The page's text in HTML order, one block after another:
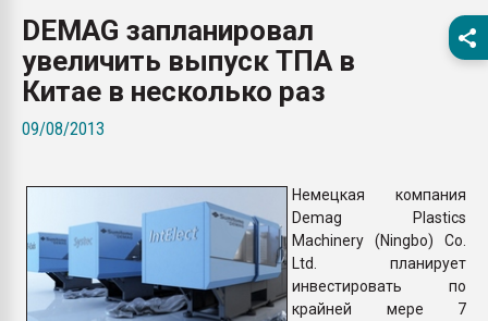
28.07.2026
ПЕРЕЙТИ НА
DEMAG запланировал
увеличить выпуск ТПА в
Китае в несколько раз
09/08/2013
Немецкая компания
Demag Plastics
Machinery (Ningbo) Co.
Ltd. планирует
инвестировать по
крайней мере 7